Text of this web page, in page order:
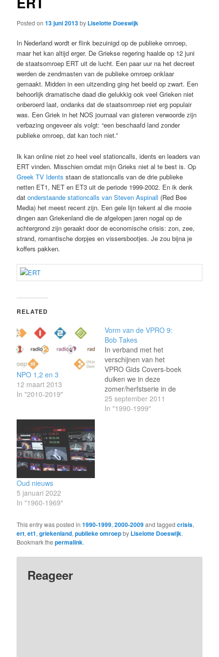
Posted on13 juni 2013by Liselotte Doeswijk
In Nederland wordt er flink bezuinigd op de publieke omroep,
maar het kan altijd erger. De Griekse regering haalde op 12 juni
de staatsomroep ERT uit de lucht. Een paar uur na het decreet
werden de zendmasten van de publieke omroep onklaar
gemaakt. Midden in een uitzending ging het beeld op zwart. Een
behoorlijk dramatische daad die gelukkig ook veel Grieken niet
onberoerd laat, ondanks dat de staatsomroep niet erg populair
was. Een Griek in het NOS journaal van gisteren verwoorde zijn
verbazing ongeveer als volgt: “een beschaafd land zonder
publieke omroep, dat kan toch niet.”
Ik kan online niet zo heel veel stationcalls, idents en leaders van
ERT vinden. Misschien omdat mijn Grieks niet al te best is. Op
Greek TV Idents staan de stationcalls van de drie publieke
netten ET1, NET en ET3 uit de periode 1999-2002. En ik denk
datonderstaande stationcalls van Steven Aspinall (Red Bee
Media) het meest recent zijn. Een gele lijn tekent al die mooie
dingen aan Griekenland die de afgelopen jaren nogal op de
achtergrond zijn geraakt door de economische crisis: zon, zee,
strand, romantische dorpjes en vissersbootjes. Je zou bijna je
koffers pakken.
RELATED
NPO 1,2 en 3
12 maart 2013
In "2010-2019"
Vorm van de VPRO 9:
Bob Takes
In verband met het
verschijnen van het
VPRO Gids Covers-boek
duiken we in deze
zomer/herfstserie in de
geschiedenis van de
VPRO-
25 september 2011
In "1990-1999"
Oud nieuws
5 januari 2022
In "1960-1969"
This entry was posted in1990-1999,2000-2009and taggedcrisis,
ert,et1,griekenland,publieke omroepby Liselotte Doeswijk.
Bookmark thepermalink.
Reageer